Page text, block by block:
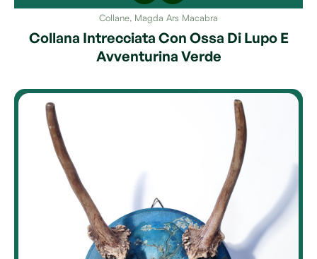
Collane, Magda Ars Macabra
Collana Intrecciata Con Ossa Di Lupo E
Avventurina Verde